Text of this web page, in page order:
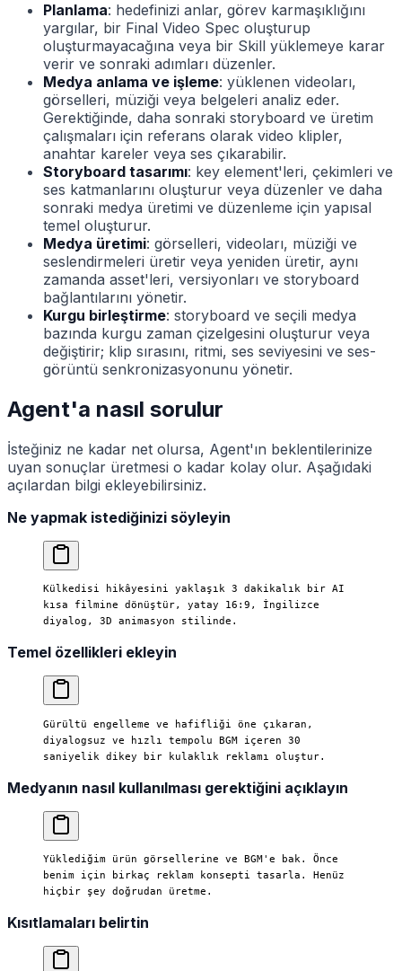
Planlama: hedefinizi anlar, görev karmaşıklığını
yargılar, bir Final Video Spec oluşturup
oluşturmayacağına veya bir Skill yüklemeye karar
verir ve sonraki adımları düzenler.
Medya anlama ve işleme: yüklenen videoları,
görselleri, müziği veya belgeleri analiz eder.
Gerektiğinde, daha sonraki storyboard ve üretim
çalışmaları için referans olarak video klipler,
anahtar kareler veya ses çıkarabilir.
Storyboard tasarımı: key element'leri, çekimleri ve
ses katmanlarını oluşturur veya düzenler ve daha
sonraki medya üretimi ve düzenleme için yapısal
temel oluşturur.
Medya üretimi: görselleri, videoları, müziği ve
seslendirmeleri üretir veya yeniden üretir, aynı
zamanda asset'leri, versiyonları ve storyboard
bağlantılarını yönetir.
Kurgu birleştirme: storyboard ve seçili medya
bazında kurgu zaman çizelgesini oluşturur veya
değiştirir; klip sırasını, ritmi, ses seviyesini ve ses-
görüntü senkronizasyonunu yönetir.
Agent'a nasıl sorulur
İsteğiniz ne kadar net olursa, Agent'ın beklentilerinize
uyan sonuçlar üretmesi o kadar kolay olur. Aşağıdaki
açılardan bilgi ekleyebilirsiniz.
Ne yapmak istediğinizi söyleyin
Külkedisi hikâyesini yaklaşık 3 dakikalık bir AI
kısa filmine dönüştür, yatay 16:9, İngilizce
diyalog, 3D animasyon stilinde.
Temel özellikleri ekleyin
Gürültü engelleme ve hafifliği öne çıkaran,
diyalogsuz ve hızlı tempolu BGM içeren 30
saniyelik dikey bir kulaklık reklamı oluştur.
Medyanın nasıl kullanılması gerektiğini açıklayın
Yüklediğim ürün görsellerine ve BGM'e bak. Önce
benim için birkaç reklam konsepti tasarla. Henüz
hiçbir şey doğrudan üretme.
Kısıtlamaları belirtin